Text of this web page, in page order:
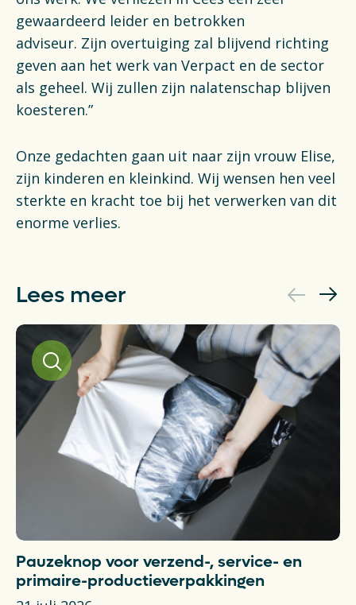
gewaardeerd leider en betrokken
adviseur. Zijn overtuiging zal blijvend richting
geven aan het werk van Verpact en de sector
als geheel. Wij zullen zijn nalatenschap blijven
koesteren.”
Onze gedachten gaan uit naar zijn vrouw Elise,
zijn kinderen en kleinkind. Wij wensen hen veel
sterkte en kracht toe bij het verwerken van dit
enorme verlies.
Lees meer
Pauzeknop voor verzend-, service- en
primaire-productieverpakkingen